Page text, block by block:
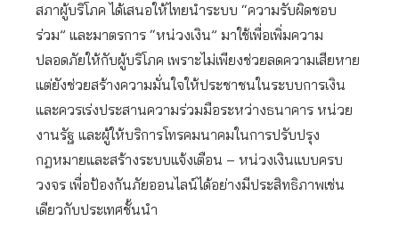
สภาผู้บริโภค ได้เสนอให้ไทยนำระบบ “ความรับผิดชอบ
ร่วม” และมาตรการ “หน่วงเงิน” มาใช้เพื่อเพิ่มความ
ปลอดภัยให้กับผู้บริโภค เพราะไม่เพียงช่วยลดความเสียหาย
แต่ยังช่วยสร้างความมั่นใจให้ประชาชนในระบบการเงิน
และควรเร่งประสานความร่วมมือระหว่างธนาคาร หน่วย
งานรัฐ และผู้ให้บริการโทรคมนาคมในการปรับปรุง
กฎหมายและสร้างระบบแจ้งเตือน – หน่วงเงินแบบครบ
วงจร เพื่อป้องกันภัยออนไลน์ได้อย่างมีประสิทธิภาพเช่น
เดียวกับประเทศชั้นนำ